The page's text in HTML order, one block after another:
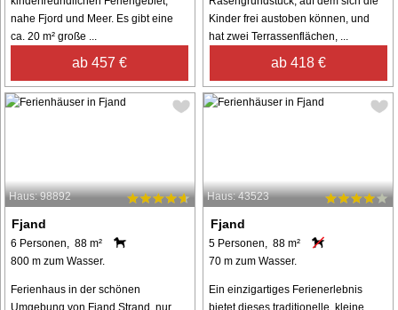
nahe Fjord und Meer. Es gibt eine
ca. 20 m² große ...
ab 457 €
Kinder frei austoben können, und
hat zwei Terrassenflächen, ...
ab 418 €
Haus: 98892
Fjand
6 Personen, 88 m²
800 m zum Wasser.
Ferienhaus in der schönen
Haus: 43523
Fjand
5 Personen, 88 m²
70 m zum Wasser.
Ein einzigartiges Ferienerlebnis